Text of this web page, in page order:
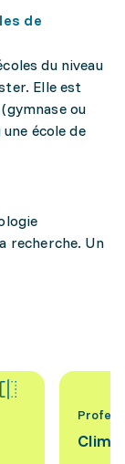
de
du niveau
Elle est
ou
école de
recherche. Un